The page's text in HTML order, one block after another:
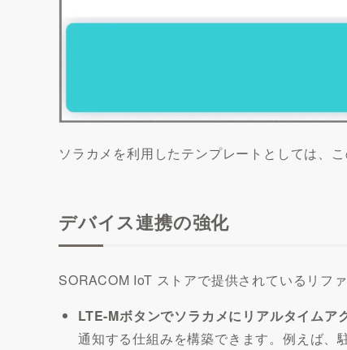
ソラカメを利用したテンプレートとしては、
デバイス連携の強化
SORACOM IoT ストアで提供されているリフ
LTE-Mボタンでソラカメにリアルタイムア
通知する仕組みを構築できます。例えば、